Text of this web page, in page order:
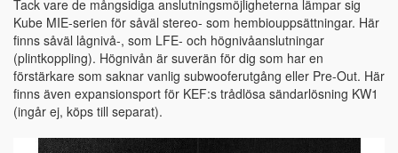
Tack vare de mångsidiga anslutningsmöjligheterna lämpar sig
Kube MIE-serien för såväl stereo- som hembiouppsättningar. Här
finns såväl lågnivå-, som LFE- och högnivåanslutningar
(plintkoppling). Högnivån är suverän för dig som har en
förstärkare som saknar vanlig subwooferutgång eller Pre-Out. Här
finns även expansionsport för KEF:s trådlösa sändarlösning KW1
(ingår ej, köps till separat).